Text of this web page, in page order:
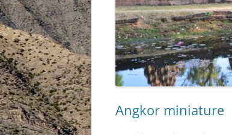
Angkor miniature